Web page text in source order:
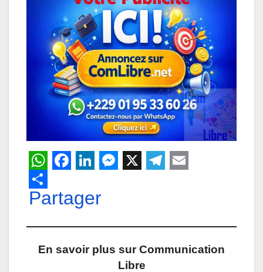
W
h
a
b
i
e
e
e
g
l
Partager
En savoir plus sur Communication
Libre